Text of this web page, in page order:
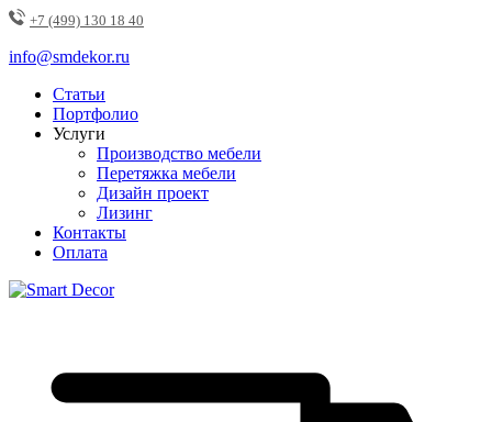
+7 (499) 130 18 40
info@smdekor.ru
Статьи
Портфолио
Услуги
Производство мебели
Перетяжка мебели
Дизайн проект
Лизинг
Контакты
Оплата